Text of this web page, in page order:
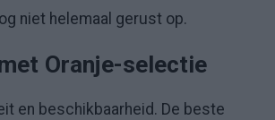
niet helemaal gerust op.
Oranje-selectie
en beschikbaarheid. De beste